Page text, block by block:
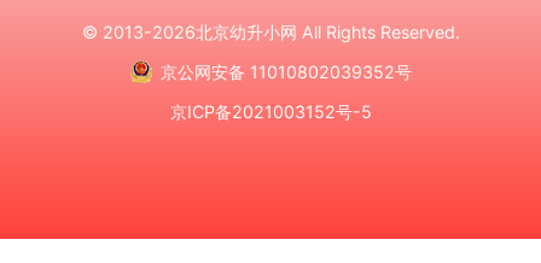
© 2013-2026北京幼升小网 All Rights Reserved.
京公网安备 11010802039352号
京ICP备2021003152号-5